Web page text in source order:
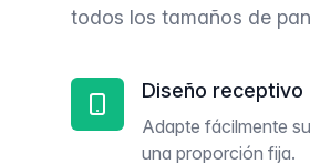
todos los tamaños de
Diseño receptivo
Adapte fácilmente
una proporción fija.